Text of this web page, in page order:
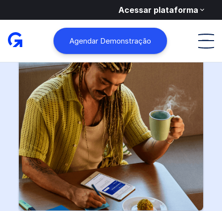
Acessar plataforma
Agendar Demonstração